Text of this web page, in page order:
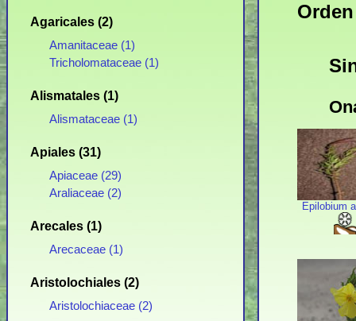
Agaricales (2)
Amanitaceae (1)
Tricholomataceae (1)
Alismatales (1)
Alismataceae (1)
Apiales (31)
Apiaceae (29)
Araliaceae (2)
Arecales (1)
Arecaceae (1)
Aristolochiales (2)
Aristolochiaceae (2)
Epilobium